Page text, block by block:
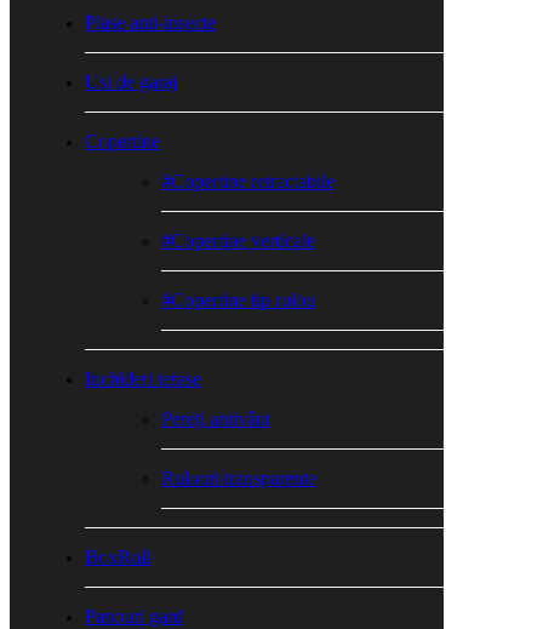
Plase anti-insecte
Usi de garaj
Copertine
#Copertine retractabile
#Copertine verticale
#Copertine tip rulou
Inchideri terase
Pereți antivânt
Rulouri transparente
BoxRoll
Panouri gard